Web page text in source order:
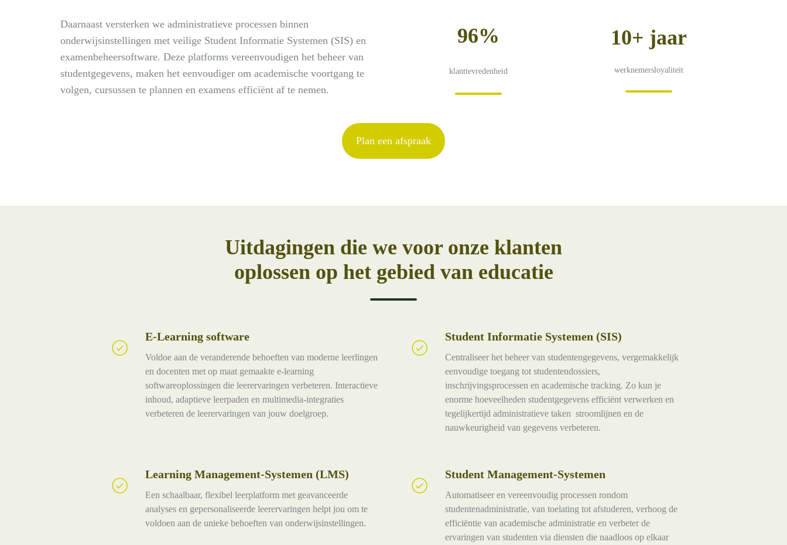
Daarnaast versterken we administratieve processen binnen
onderwijsinstellingen met veilige Student Informatie Systemen (SIS) en
examenbeheersoftware. Deze platforms vereenvoudigen het beheer van
studentgegevens, maken het eenvoudiger om academische voortgang te
volgen, cursussen te plannen en examens efficiënt af te nemen.
96%
klanttevredenheid
10+ jaar
werknemersloyaliteit
Plan een afspraak
Uitdagingen die we voor onze klanten
oplossen op het gebied van educatie
E-Learning software
Voldoe aan de veranderende behoeften van moderne leerlingen
en docenten met op maat gemaakte e-learning
softwareoplossingen die leerervaringen verbeteren. Interactieve
inhoud, adaptieve leerpaden en multimedia-integraties
verbeteren de leerervaringen van jouw doelgroep.
Learning
Student Informatie Systemen (SIS)
Centraliseer het beheer van studentengegevens, vergemakkelijk
eenvoudige toegang tot studentendossiers,
inschrijvingsprocessen en academische tracking. Zo kun je
enorme hoeveelheden studentgegevens efficiënt verwerken en
tegelijkertijd administratieve taken stroomlijnen en de
nauwkeurigheid van gegevens verbeteren.
Informatie
Learning Management-Systemen (LMS)
Een schaalbaar, flexibel leerplatform met geavanceerde
analyses en gepersonaliseerde leerervaringen helpt jou om te
voldoen aan de unieke behoeften van onderwijsinstellingen.
Management-
Student Management-Systemen
Automatiseer en vereenvoudig processen rondom
studentenadministratie, van toelating tot afstuderen, verhoog de
efficiëntie van academische administratie en verbeter de
ervaringen van studenten via diensten die naadloos op elkaar
Management-